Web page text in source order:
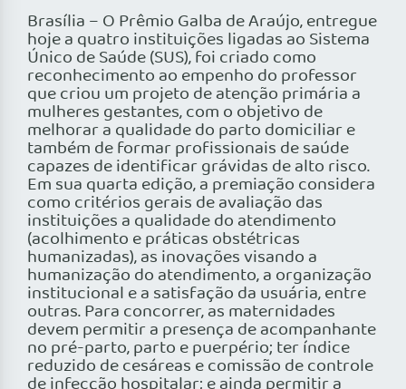
Brasília – O Prêmio Galba de Araújo, entregue
hoje a quatro instituições ligadas ao Sistema
Único de Saúde (SUS), foi criado como
reconhecimento ao empenho do professor
que criou um projeto de atenção primária a
mulheres gestantes, com o objetivo de
melhorar a qualidade do parto domiciliar e
também de formar profissionais de saúde
capazes de identificar grávidas de alto risco.
Em sua quarta edição, a premiação considera
como critérios gerais de avaliação das
instituições a qualidade do atendimento
(acolhimento e práticas obstétricas
humanizadas), as inovações visando a
humanização do atendimento, a organização
institucional e a satisfação da usuária, entre
outras. Para concorrer, as maternidades
devem permitir a presença de acompanhante
no pré-parto, parto e puerpério; ter índice
reduzido de cesáreas e comissão de controle